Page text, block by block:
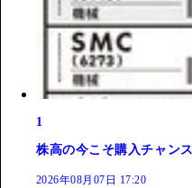
1
株高の今こそ購入チャン
2026年08月07日 17:20